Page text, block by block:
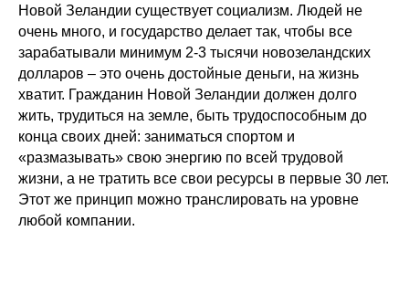
Новой Зеландии существует социализм. Людей не
очень много, и государство делает так, чтобы все
зарабатывали минимум 2-3 тысячи новозеландских
долларов – это очень достойные деньги, на жизнь
хватит. Гражданин Новой Зеландии должен долго
жить, трудиться на земле, быть трудоспособным до
конца своих дней: заниматься спортом и
«размазывать» свою энергию по всей трудовой
жизни, а не тратить все свои ресурсы в первые 30 лет.
Этот же принцип можно транслировать на уровне
любой компании.